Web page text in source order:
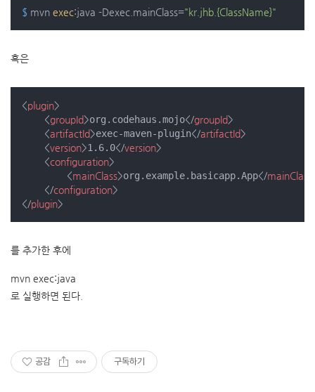
$ mvn exec:java -Dexec.mainClass="kr.jhb.{ClassName}"
혹은
<plugin>
<groupId>org.codehaus.mojo</groupId>
<artifactId>exec-maven-plugin</artifactId>
<version>1.6.0</version>
<configuration>
<mainClass>org.example.basicapp.App</mainClass
</configuration>
</plugin>
를 추가한 후에
mvn exec:java
로 실행하면 된다.
공감 구독하기